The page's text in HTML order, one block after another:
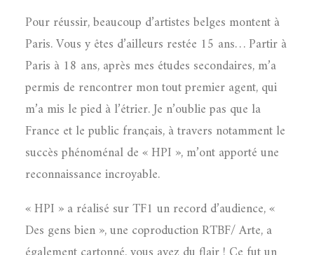
Pour réussir, beaucoup d’artistes belges montent à
Paris. Vous y êtes d’ailleurs restée 15 ans… Partir à
Paris à 18 ans, après mes études secondaires, m’a
permis de rencontrer mon tout premier agent, qui
m’a mis le pied à l’étrier. Je n’oublie pas que la
France et le public français, à travers notamment le
succès phénoménal de « HPI », m’ont apporté une
reconnaissance incroyable.
« HPI » a réalisé sur TF1 un record d’audience, «
Des gens bien », une coproduction RTBF/ Arte, a